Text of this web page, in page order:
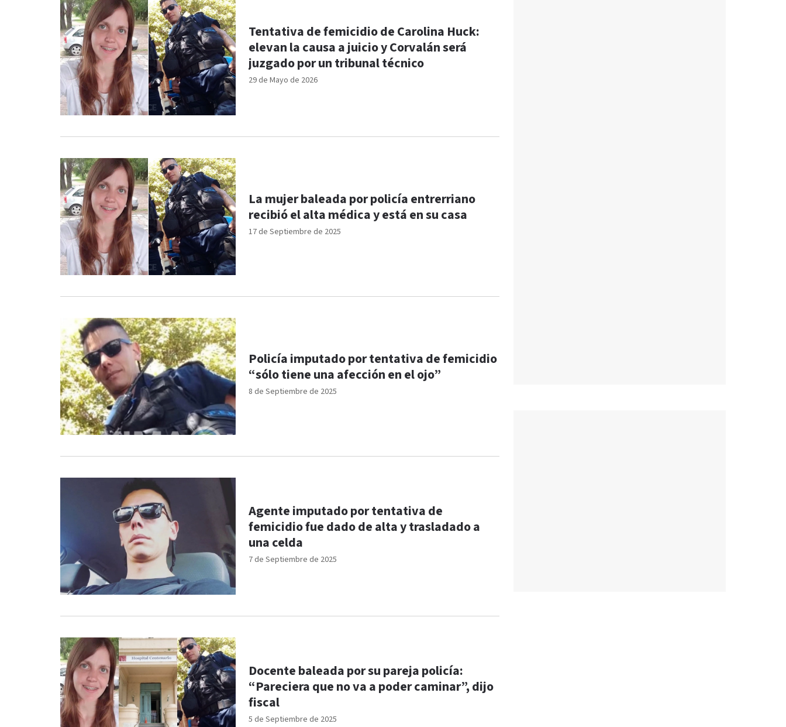
29 de Mayo de 2026
Tentativa de femicidio de Carolina Huck:
elevan la causa a juicio y Corvalán será
juzgado por un tribunal técnico
17 de Septiembre de 2025
La mujer baleada por policía entrerriano
recibió el alta médica y está en su casa
8 de Septiembre de 2025
Policía imputado por tentativa de femicidio
“sólo tiene una afección en el ojo”
7 de Septiembre de 2025
Agente imputado por tentativa de
femicidio fue dado de alta y trasladado a
una celda
5 de Septiembre de 2025
Docente baleada por su pareja policía:
“Pareciera que no va a poder caminar”, dijo
fiscal